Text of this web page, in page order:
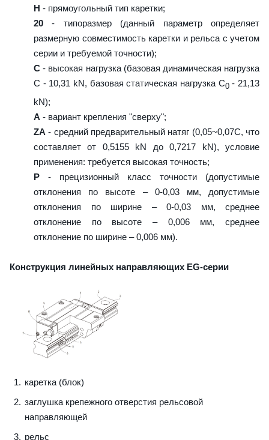
H - прямоугольный тип каретки;
20 - типоразмер (данный параметр определяет
размерную совместимость каретки и рельса с учетом
серии и требуемой точности);
C - высокая нагрузка (базовая динамическая нагрузка
C - 10,31 kN, базовая статическая нагрузка С0- 21,13
kN);
A - вариант крепления "сверху";
ZA - средний предварительный натяг (0,05~0,07C, что
составляет от 0,5155 kN до 0,7217 kN), условие
применения: требуется высокая точность;
P - прецизионный класс точности (допустимые
отклонения по высоте – 0-0,03 мм, допустимые
отклонения по ширине – 0-0,03 мм, среднее
отклонение по высоте – 0,006 мм, среднее
отклонение по ширине – 0,006 мм).
Конструкция линейных направляющих EG-серии
каретка (блок)
заглушка крепежного отверстия рельсовой
направляющей
рельс